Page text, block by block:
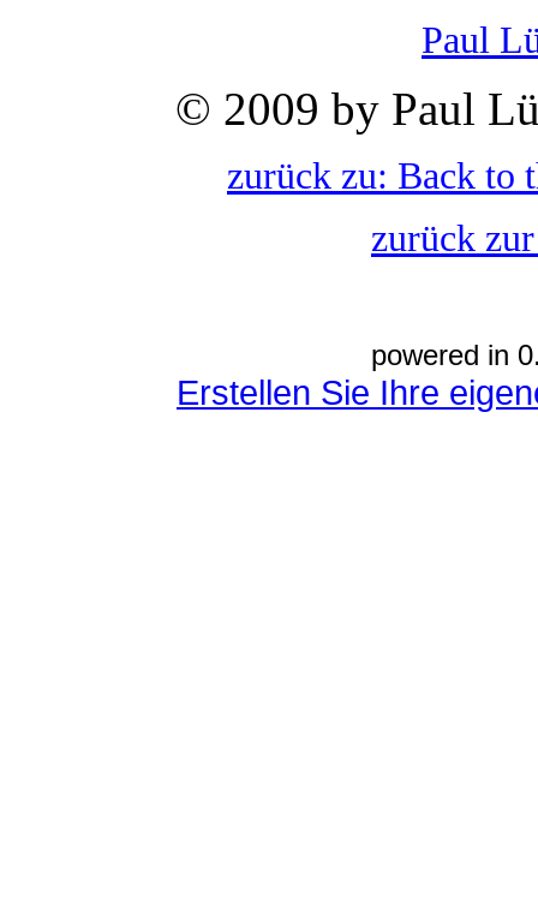
Paul
© 2009 by Paul
zurück zu: Back to
zurück
powered in
Erstellen Sie Ihre